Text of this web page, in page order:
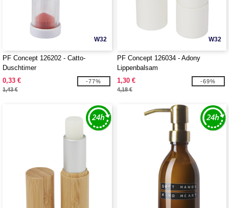
W32
PF Concept 126202 - Catto-
Duschtimer
0,33 €
1,43 €
-77%
W32
PF Concept 126034 - Adony
Lippenbalsam
1,30 €
4,18 €
-69%